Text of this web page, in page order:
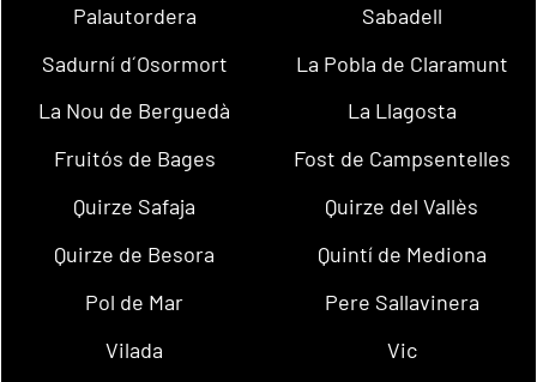
Palautordera
Sabadell
Sadurní d´Osormort
La Pobla de Claramunt
La Nou de Berguedà
La Llagosta
Fruitós de Bages
Fost de Campsentelles
Quirze Safaja
Quirze del Vallès
Quirze de Besora
Quintí de Mediona
Pol de Mar
Pere Sallavinera
Vilada
Vic